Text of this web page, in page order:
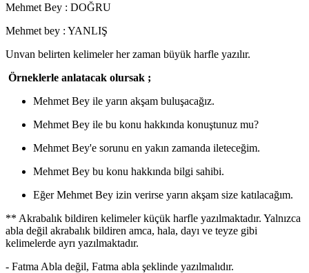
Mehmet Bey : DOĞRU
Mehmet bey : YANLIŞ
Unvan belirten kelimeler her zaman büyük harfle yazılır.
Örneklerle anlatacak olursak ;
Mehmet Bey ile yarın akşam buluşacağız.
Mehmet Bey ile bu konu hakkında konuştunuz mu?
Mehmet Bey'e sorunu en yakın zamanda ileteceğim.
Mehmet Bey bu konu hakkında bilgi sahibi.
Eğer Mehmet Bey izin verirse yarın akşam size katılacağım.
** Akrabalık bildiren kelimeler küçük harfle yazılmaktadır. Yalnızca
abla değil akrabalık bildiren amca, hala, dayı ve teyze gibi
kelimelerde ayrı yazılmaktadır.
- Fatma Abla değil, Fatma abla şeklinde yazılmalıdır.